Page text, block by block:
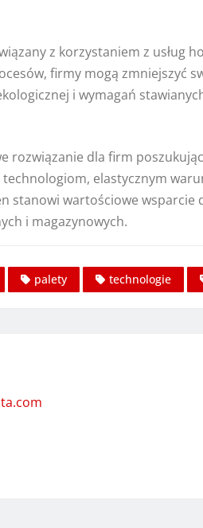
z korzystaniem z usług
firmy mogą zmniejszyć
i wymagań
dla firm
elastycznym
stanowi wartościowe
i magazynowych.
palety technologie